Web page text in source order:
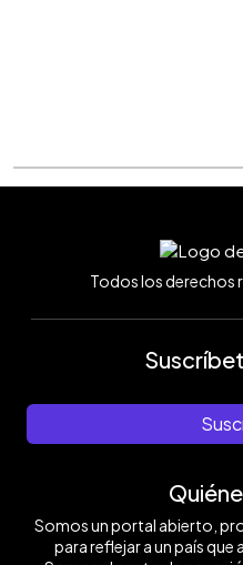
Todos los derechos
Somos un portal abierto,
para reflejar a un país que